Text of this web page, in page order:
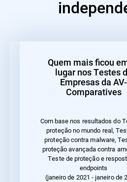
Quem mais ficou
lugar nos Testes
Empresas da AV-
Comparatives
Com base nos resultados do
proteção no mundo real,
proteção contra malware,
proteção avançada contra
Teste de proteção e
endpoints
(janeiro de 2021 - janeiro de